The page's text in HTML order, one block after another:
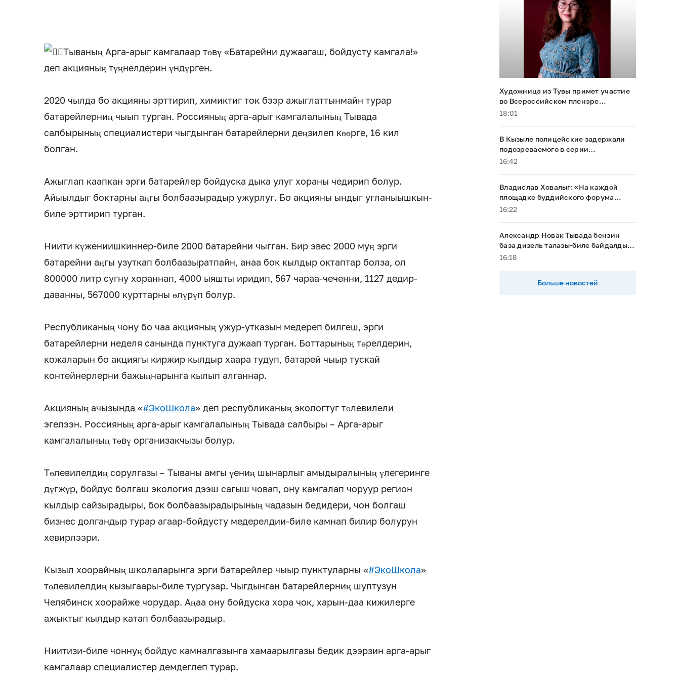
Тываның Арга-арыг камгалаар төвү «Батарейни дужаагаш, бойдусту камгала!»
деп акцияның түңнелдерин үндүрген.
2020 чылда бо акцияны эрттирип, химиктиг ток бээр ажыглаттынмайн турар
батарейлерниң чыып турган. Россияның арга-арыг камгалалының Тывада
салбырының специалистери чыгдынган батарейлерни деңзилеп көөрге, 16 кил
болган.
Ажыглап каапкан эрги батарейлер бойдуска дыка улуг хораны чедирип болур.
Айыылдыг боктарны аңгы болбаазырадыр ужурлуг. Бо акцияны ындыг угланыышкын-
биле эрттирип турган.
Ниити күжениишкиннер-биле 2000 батарейни чыгган. Бир эвес 2000 муң эрги
батарейни аңгы узуткап болбаазыратпайн, анаа бок кылдыр октаптар болза, ол
800000 литр сугну хораннап, 4000 ыяшты иридип, 567 чараа-чеченни, 1127 дедир-
даванны, 567000 курттарны өлүрүп болур.
Республиканың чону бо чаа акцияның ужур-утказын медереп билгеш, эрги
батарейлерни неделя санында пунктуга дужаап турган. Боттарының төрелдерин,
кожаларын бо акциягы киржир кылдыр хаара тудуп, батарей чыыр тускай
контейнерлерни бажыңнарынга кылып алганнар.
Акцияның ачызында «#ЭкоШкола» деп республиканың экологтуг төлевилели
эгелээн. Россияның арга-арыг камгалалының Тывада салбыры – Арга-арыг
камгалалының төвү организакчызы болур.
Төлевилелдиң сорулгазы – Тываны амгы үениң шынарлыг амыдыралының үлегеринге
дүгжүр, бойдус болгаш экология дээш сагыш човап, ону камгалап чоруур регион
кылдыр сайзырадыры, бок болбаазырадырының чадазын бедидери, чон болгаш
бизнес долгандыр турар агаар-бойдусту медерелдии-биле камнап билир болурун
хевирлээри.
Кызыл хоорайның школаларынга эрги батарейлер чыыр пунктуларны «#ЭкоШкола»
төлевилелдиң кызыгаары-биле тургузар. Чыгдынган батарейлерниң шуптузун
Челябинск хоорайже чорудар. Аңаа ону бойдуска хора чок, харын-даа кижилерге
ажыктыг кылдыр катап болбаазырадыр.
Ниитизи-биле чоннуң бойдус камналгазынга хамаарылгазы бедик дээрзин арга-арыг
камгалаар специалистер демдеглеп турар.
Художница из Тувы примет участие
во Всероссийском пленэре
акварелистов в Ханты-Мансийске
18:01
В Кызыле полицейские задержали
подозреваемого в серии
мошенничеств
16:42
Владислав Ховалыг: «На каждой
площадке буддийского форума
будет обеспечен строгий контроль
16:22
Александр Новак Тывада бензин
база дизель талазы-биле байдалды
хыналдада алган
16:18
Больше новостей